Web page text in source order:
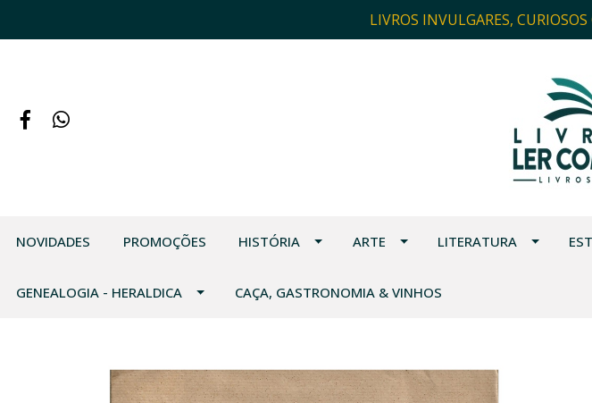
LIVROS INVULGARES,
NOVIDADES PROMOÇÕES HISTÓRIA ARTE LITERATURA
GENEALOGIA - HERALDICA CAÇA, GASTRONOMIA & VINHOS